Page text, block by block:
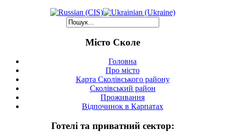
Місто Сколе
Головна
Про місто
Карта Сколівського району
Сколівський район
Проживання
Відпочинок в Карпатах
Готелі та приватний сектор: